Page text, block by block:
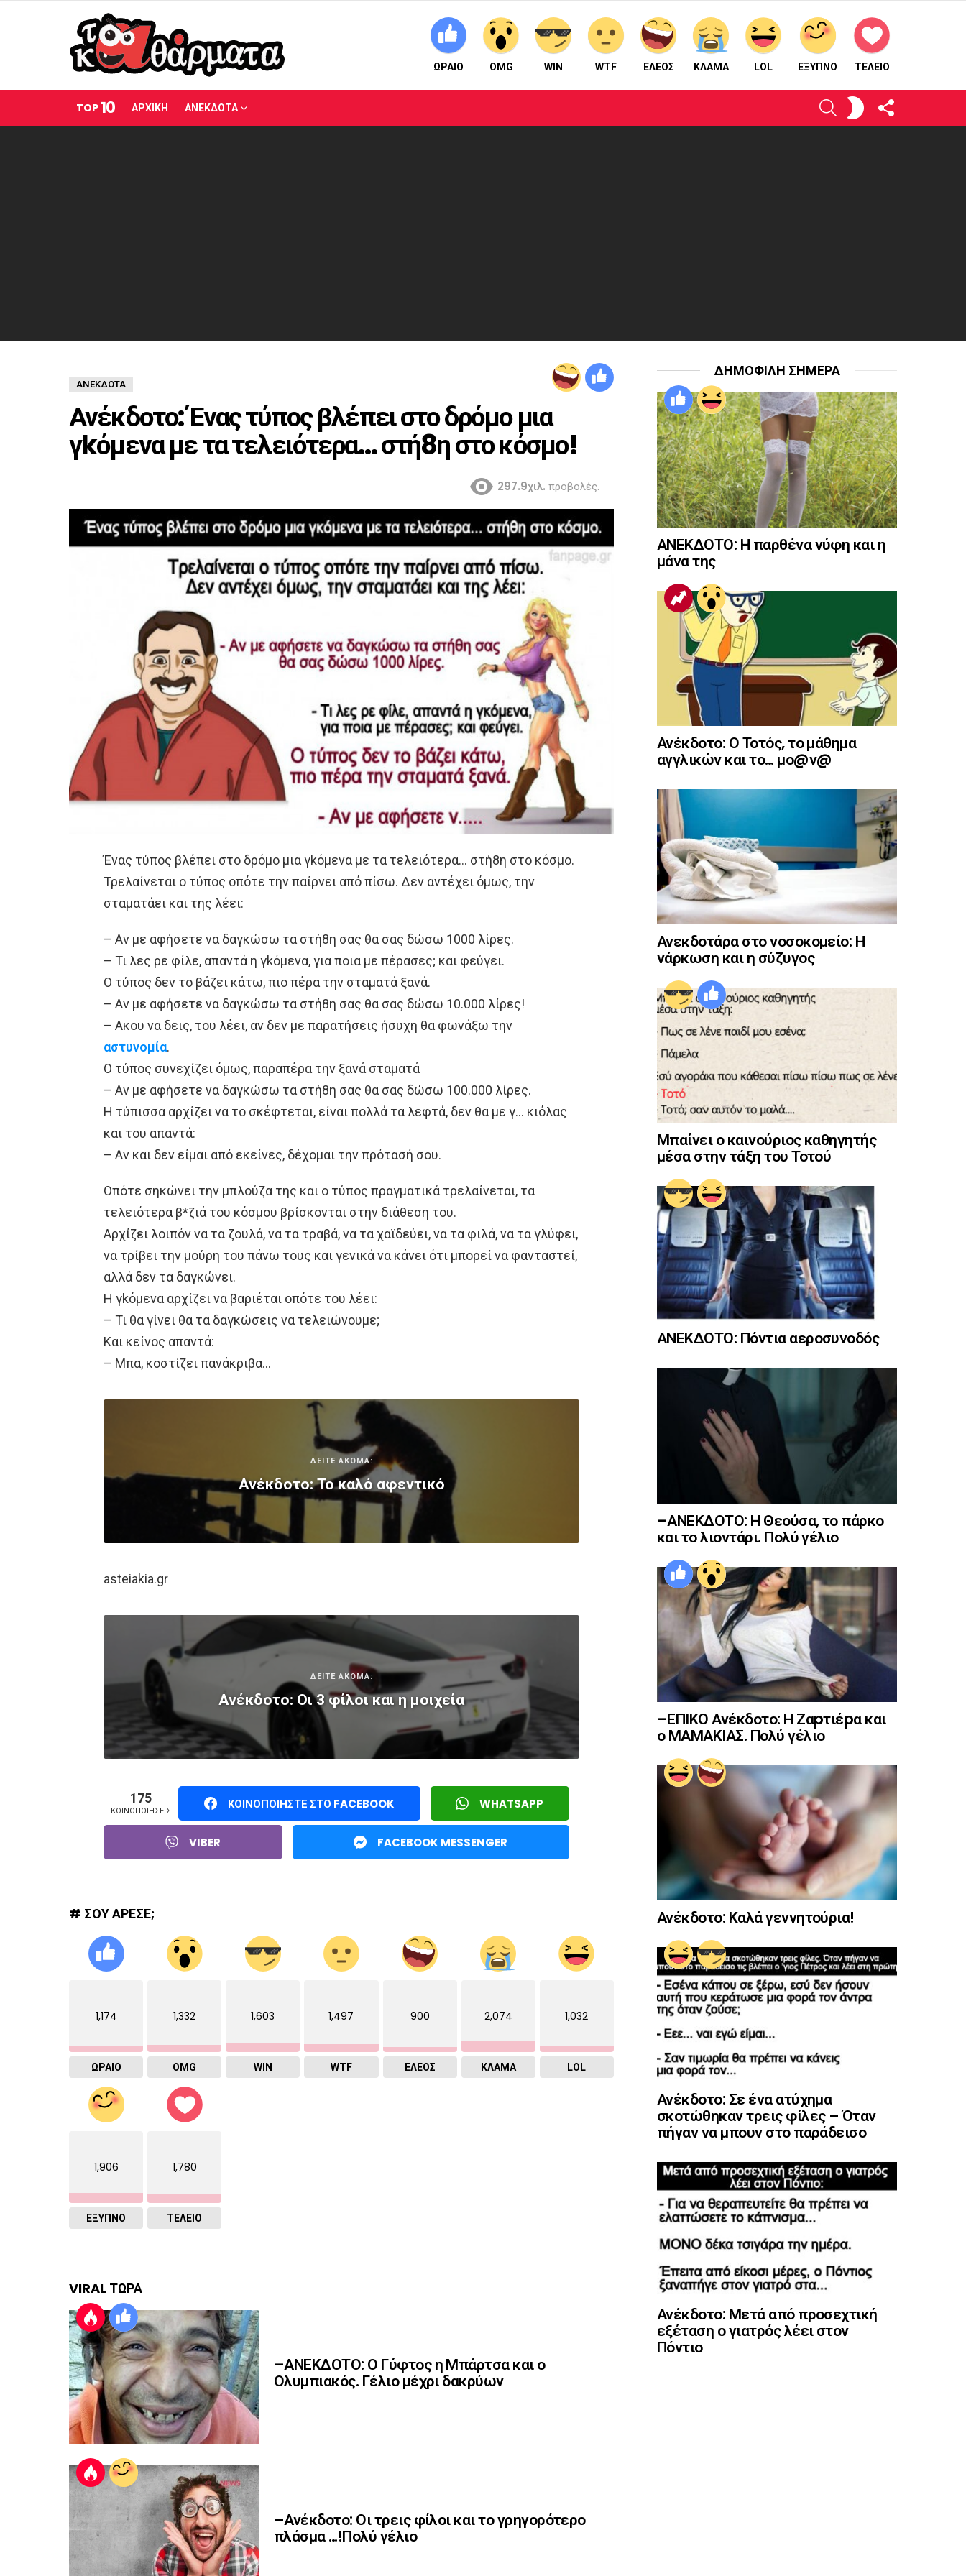
ΩΡΑΙΟ OMG WIN WTF ΕΛΕΟΣ ΚΛΑΜΑ LOL ΈΞΥΠΝΟ ΤΕΛΕΙΟ
TOP 10 ΑΡΧΙΚΗ ΑΝΕΚΔΟΤΑ
ΑΝΑΖΉΤΗΣΗΕΝΕΡΓΟΠΟΙΉΣΤΕ
ΤΟ
ΔΈΡΜΑ
ΑΝΈΚΔΟΤΑ
Ανέκδοτο: Ένας τύπος βλέπει στο δρόμο μια
γkόμενα με τα τελειότερα… στή8η στο κόσμο!
297.9χιλ. προβολές.
Ένας τύπος βλέπει στο δρόμο μια γkόμενα με τα τελειότερα… στή8η στο κόσμο.
Τρελαίνεται ο τύπος οπότε την παίρνει από πίσω. Δεν αντέχει όμως, την
σταματάει και της λέει:
– Αν με αφήσετε να δαγκώσω τα στή8η σας θα σας δώσω 1000 λίρες.
– Τι λες ρε φίλε, απαντά η γkόμενα, για ποια με πέρασες; και φεύγει.
Ο τύπος δεν το βάζει κάτω, πιο πέρα την σταματά ξανά.
– Αν με αφήσετε να δαγκώσω τα στή8η σας θα σας δώσω 10.000 λίρες!
– Aκου να δεις, του λέει, αν δεν με παρατήσεις ήσυχη θα φωνάξω την
αστυνομία.
Ο τύπος συνεχίζει όμως, παραπέρα την ξανά σταματά
– Αν με αφήσετε να δαγκώσω τα στή8η σας θα σας δώσω 100.000 λίρες.
Η τύπισσα αρχίζει να το σκέφτεται, είναι πολλά τα λεφτά, δεν θα με γ… κιόλας
και του απαντά:
– Αν και δεν είμαι από εκείνες, δέχομαι την πρότασή σου.
Οπότε σηκώνει την μπλούζα της και ο τύπος πραγματικά τρελαίνεται, τα
τελειότερα β*ζιά του κόσμου βρίσκονται στην διάθεση του.
Αρχίζει λοιπόν να τα ζουλά, να τα τραβά, να τα χαϊδεύει, να τα φιλά, να τα γλύφει,
να τρίβει την μούρη του πάνω τους και γενικά να κάνει ότι μπορεί να φανταστεί,
αλλά δεν τα δαγκώνει.
Η γkόμενα αρχίζει να βαριέται οπότε του λέει:
– Τι θα γίνει θα τα δαγκώσεις να τελειώνουμε;
Και κείνος απαντά:
– Μπα, κοστίζει πανάκριβα…
ΔΕΙΤΕ ΑΚΟΜΑ:
Ανέκδοτο: Το καλό αφεντικό
asteiakia.gr
ΔΕΙΤΕ ΑΚΟΜΑ:
Ανέκδοτο: Οι 3 φίλοι και η μοιχεία
175
ΚΟΙΝΟΠΟΙΉΣΕΙΣ ΚΟΙΝΟΠΟΙΉΣΤΕ ΣΤΟ FACEBOOK WHATSAPP
VIBER FACEBOOK MESSENGER
# ΣΟΥ ΑΡΕΣΕ;
1,174
ΩΡΑΙΟ
1,332
OMG
1,603
WIN
1,497
WTF
900
ΕΛΕΟΣ
2,074
ΚΛΑΜΑ
1,032
LOL
1,906
ΈΞΥΠΝΟ
1,780
ΤΕΛΕΙΟ
VIRAL ΤΩΡΑ
–ΑΝΕΚΔΟΤΟ: Ο Γύφτος η Μπάρτσα και ο
Ολυμπιακός. Γέλιο μέχρι δακρύων
–Ανέκδοτο: Οι τρεις φίλοι και το γρηγορότερο
πλάσμα …!Πολύ γέλιο
ΔΗΜΟΦΙΛΗ ΣΗΜΕΡΑ
ΑΝΕΚΔΟΤΟ: Η παρθένα νύφη και η
μάνα της
Ανέκδοτο: Ο Τοτός, το μάθημα
αγγλικών και το… μο@ν@
Ανεκδοτάρα στο νοσοκομείο: Η
νάρκωση και η σύζυγος
Μπαίνει ο καινούριος καθηγητής
μέσα στην τάξη του Τοτού
ΑΝΕΚΔΟΤΟ: Πόντια αεροσυνοδός
–ΑΝΕΚΔΟΤΟ: Η Θεούσα, το πάρκο
και το λιοντάρι. Πολύ γέλιο
–ΕΠΙΚΟ Ανέκδοτο: Η Ζαpτιέpα και
ο ΜΑΜΑΚΙΑΣ. Πολύ γέλιο
Ανέκδοτο: Καλά γεννητούρια!
Ανέκδοτο: Σε ένα ατύχημα
σκοτώθηκαν τρεις φίλες – Όταν
πήγαν να μπουν στο παράδεισο
Ανέκδοτο: Μετά από προσεχτική
εξέταση ο γιατρός λέει στον
Πόντιο